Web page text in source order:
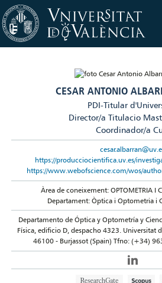
CESAR ANTONIO
PDI-Titular
Director/a Titulacio
Coordinador/a
https://producciocientifica.uv.es/
https://www.webofscience.com/wos/
Àrea de coneixement: OPTOMETRIA I
Departament: Òptica i Optometria i
Departamento de Óptica y Optometría y
Física, edificio D, despacho 4323. Universitat
46100 - Burjassot (Spain) Tfno: (+34)